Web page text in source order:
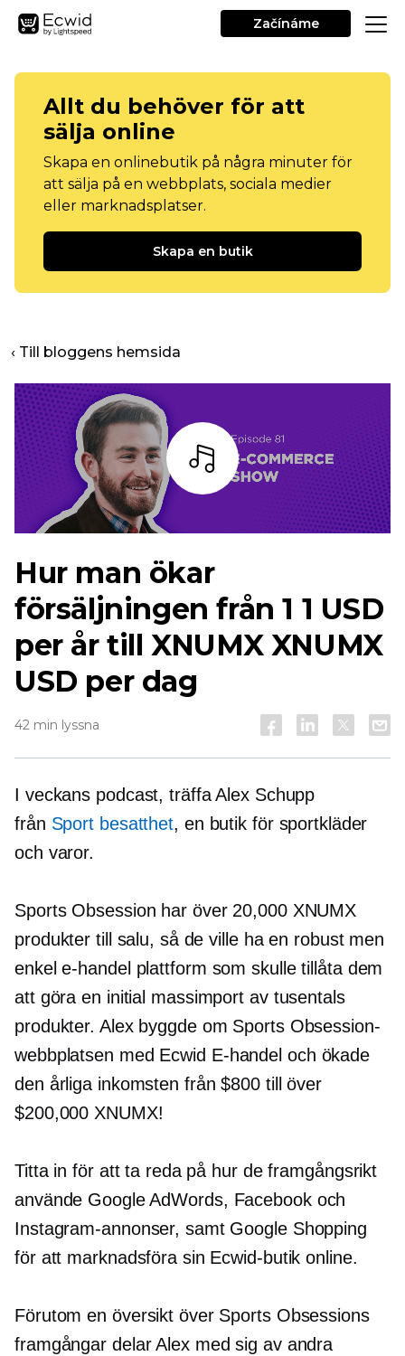
Začínáme
Allt du behöver för att
sälja online
Skapa en onlinebutik på några minuter för
att sälja på en webbplats, sociala medier
eller marknadsplatser.
Skapa en butik
‹ Till bloggens hemsida
Hur man ökar
försäljningen från 1 1 USD
per år till XNUMX XNUMX
USD per dag
42 min lyssna
I veckans podcast, träffa Alex Schupp
från Sport besatthet, en butik för sportkläder
och varor.
Sports Obsession har över 20,000 XNUMX
produkter till salu, så de ville ha en robust men
enkele-handel plattform som skulle tillåta dem
att göra en initial massimport av tusentals
produkter. Alex byggde om Sports Obsession-
webbplatsen med Ecwid E-handel och ökade
den årliga inkomsten från $800 till över
$200,000 XNUMX!
Titta in för att ta reda på hur de framgångsrikt
använde Google AdWords, Facebook och
Instagram-annonser, samt Google Shopping
för att marknadsföra sin Ecwid-butik online.
Förutom en översikt över Sports Obsessions
framgångar delar Alex med sig av andra